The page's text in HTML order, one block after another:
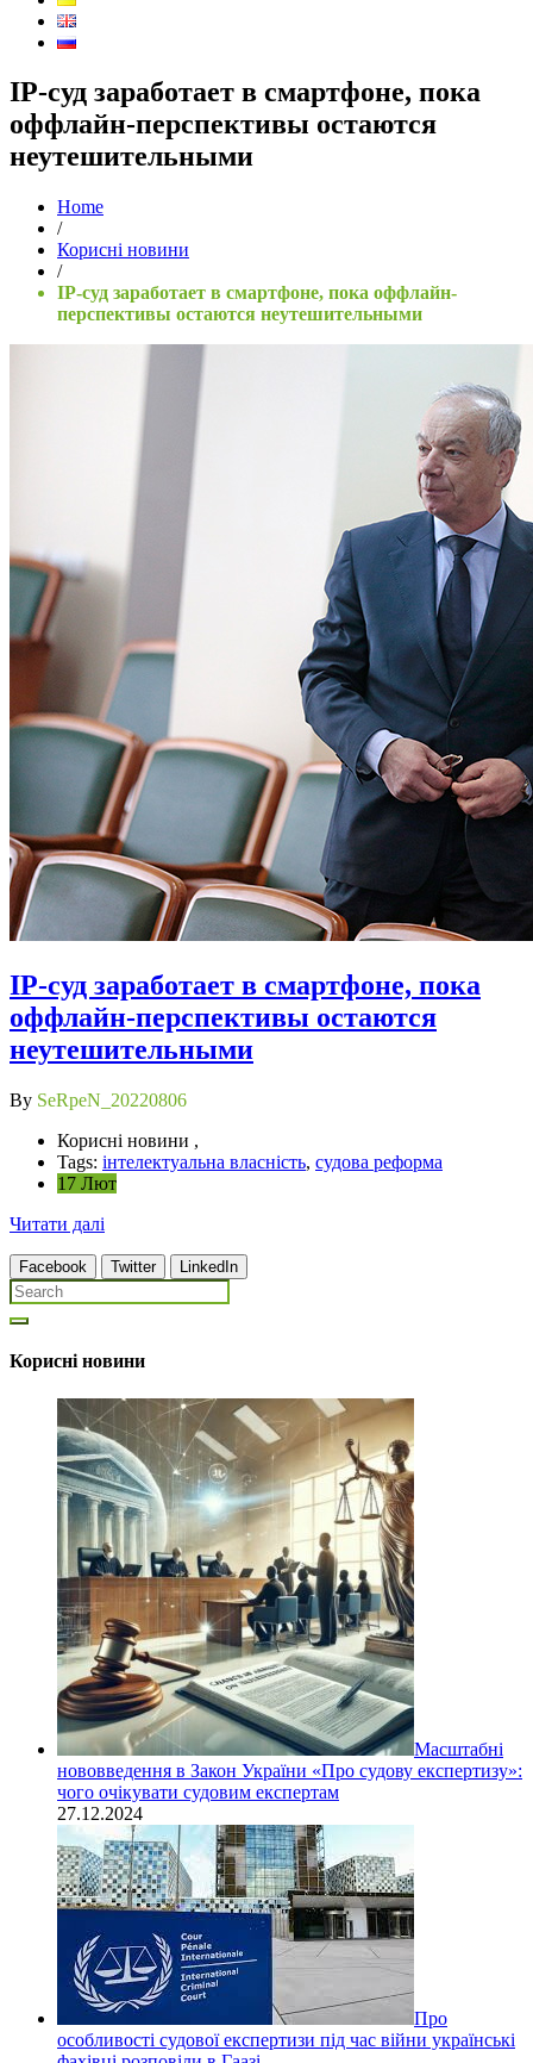
IP-суд заработает в смартфоне, пока
оффлайн-перспективы остаются
неутешительными
Home
/
Корисні новини
/
IP-суд заработает в смартфоне, пока оффлайн-
перспективы остаются неутешительными
IP-суд заработает в смартфоне, пока
оффлайн-перспективы остаются
неутешительными
By SeRpeN_20220806
Корисні новини ,
Tags: інтелектуальна власність, судова реформа
17 Лют
Читати далі
Facebook Twitter LinkedIn
Корисні новини
Масштабні
нововведення в Закон України «Про судову експертизу»:
чого очікувати судовим експертам
27.12.2024
Про
особливості судової експертизи під час війни українські